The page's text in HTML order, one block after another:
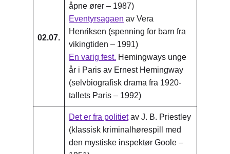
02.07.
åpne ører – 1987)
Eventyrsagaen av Vera
Henriksen (spenning for barn fra
vikingtiden – 1991)
En varig fest. Hemingways unge
år i Paris av Ernest Hemingway
(selvbiografisk drama fra 1920-
tallets Paris – 1992)
Det er fra politietav J. B. Priestley
(klassisk kriminalhørespill med
den mystiske inspektør Goole –